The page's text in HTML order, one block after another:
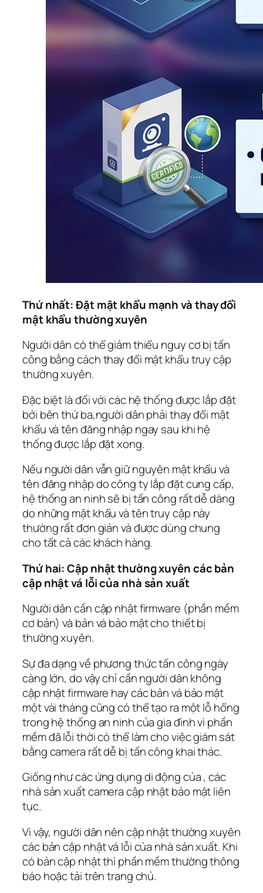
Thứ nhất: Đặt mật khẩu mạnh và thay đổi
mật khẩu thường xuyên
Người dân có thể giảm thiểu nguy cơ bị tấn
công bằng cách thay đổi mật khẩu truy cập
thường xuyên.
Đặc biệt là đối với các hệ thống được lắp đặt
bởi bên thứ ba,người dân phải thay đổi mật
khẩu và tên đăng nhập ngay sau khi hệ
thống được lắp đặt xong.
Nếu người dân vẫn giữ nguyên mật khẩu và
tên đăng nhập do công ty lắp đặt cung cấp,
hệ thống an ninh sẽ bị tấn công rất dễ dàng
do những mật khẩu và tên truy cập này
thường rất đơn giản và được dùng chung
cho tất cả các khách hàng.
Thứ hai: Cập nhật thường xuyên các bản
cập nhật vá lỗi của nhà sản xuất
Người dân cần cập nhật firmware (phần mềm
cơ bản) và bản vá bảo mật cho thiết bị
thường xuyên.
Sự đa dạng về phương thức tấn công ngày
càng lớn, do vậy chỉ cần người dân không
cập nhật firmware hay các bản vá bảo mật
một vài tháng cũng có thể tạo ra một lỗ hổng
trong hệ thống an ninh của gia đình vì phần
mềm đã lỗi thời có thể làm cho việc giám sát
bằng camera rất dễ bị tấn công khai thác.
Giống như các ứng dụng di động của , các
nhà sản xuất camera cập nhật bảo mật liên
tục.
Vì vậy, người dân nên cập nhật thường xuyên
các bản cập nhật vá lỗi của nhà sản xuất. Khi
có bản cập nhật thì phần mềm thường thông
báo hoặc tải trên trang chủ.